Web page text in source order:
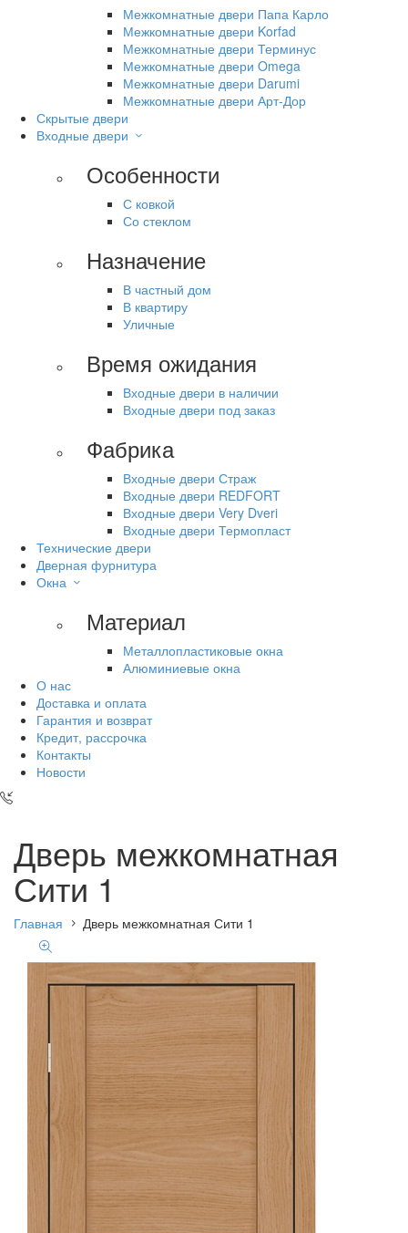
Межкомнатные двери Папа Карло
Межкомнатные двери Korfad
Межкомнатные двери Терминус
Межкомнатные двери Omega
Межкомнатные двери Darumi
Межкомнатные двери Арт-Дор
Скрытые двери
Входные двери
Особенности
С ковкой
Со стеклом
Назначение
В частный дом
В квартиру
Уличные
Время ожидания
Входные двери в наличии
Входные двери под заказ
Фабрика
Входные двери Страж
Входные двери REDFORT
Входные двери Very Dveri
Входные двери Термопласт
Технические двери
Дверная фурнитура
Окна
Материал
Металлопластиковые окна
Алюминиевые окна
О нас
Доставка и оплата
Гарантия и возврат
Кредит, рассрочка
Контакты
Новости
Дверь межкомнатная
Сити 1
Главная Дверь межкомнатная Сити 1